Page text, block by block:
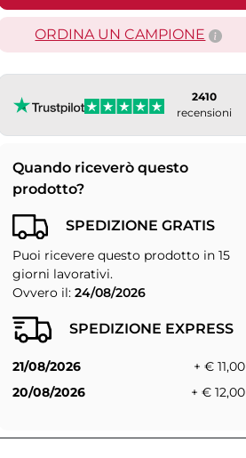
ORDINA UN CAMPIONE
2410
recensioni
Quando riceverò questo
prodotto?
SPEDIZIONE GRATIS
Puoi ricevere questo prodotto in 15
giorni lavorativi.
Ovvero il: 24/08/2026
SPEDIZIONE EXPRESS
21/08/2026
+ € 11,00
20/08/2026
+ € 12,00